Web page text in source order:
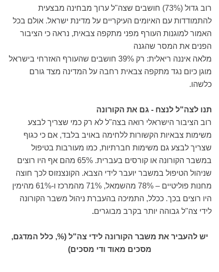
רוב גדול (73%) חושבים שצה"ל ערוך מבחינה מבצעית
להתמודדות עם האיומים העיקריים על מדינת ישראל. אולם בכל
האמור למוגנות העורף מפני מתקפה צבאית, נראה כי הציבור
הפנים את המסר שהגנה
מלאה איננה ריאלית: רק 39% חושבים שהעורף האזרחי בישראל
מוגן כיום נגד מתקפה צבאית רחבה על המדינה מצד גורם
כלשהו.
תנו לצה"ל לנצח - גם את הקורונה
רוב הציבור הישראלי רואה בצה"ל לא רק כמי שצריך לבצע
משימות צבאיות הקשורות ללחימה באויב בלבד, אם כי כגוף
שצריך לבצע גם משימות חברתיות, כמו מעורבות בטיפול
במשבר הקורונה או קורסים בעברית. 65% מהם אף היו רוצים
שניהול הטיפול במשבר יועבר לידי הצבא. הקונצנזוס לכך חוצה
מחנות פוליטיים – 78% מהשמאל, 71% מהמרכז ו-61% מהימין
היו רוצים בכך. ככלל, התמיכה בהעברת ניהול משבר הקורונה
לידי צה"ל גבוהה יותר בקרב מבוגרים.
יש להעביר את משבר הקורונה לידי צה"ל (%, כלל המדגם,
מסכים מאוד ודי מסכים)